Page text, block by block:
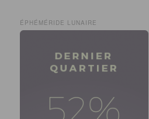
ÉPHÉMÉRIDE LUNAIRE